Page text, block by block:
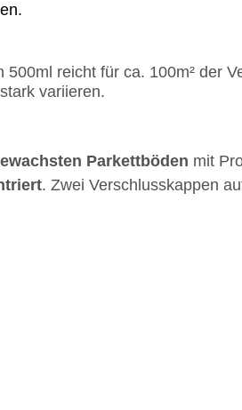
reicht für ca. 100m² der
variieren.
Parkettböden mit
. Zwei Verschlusskappen